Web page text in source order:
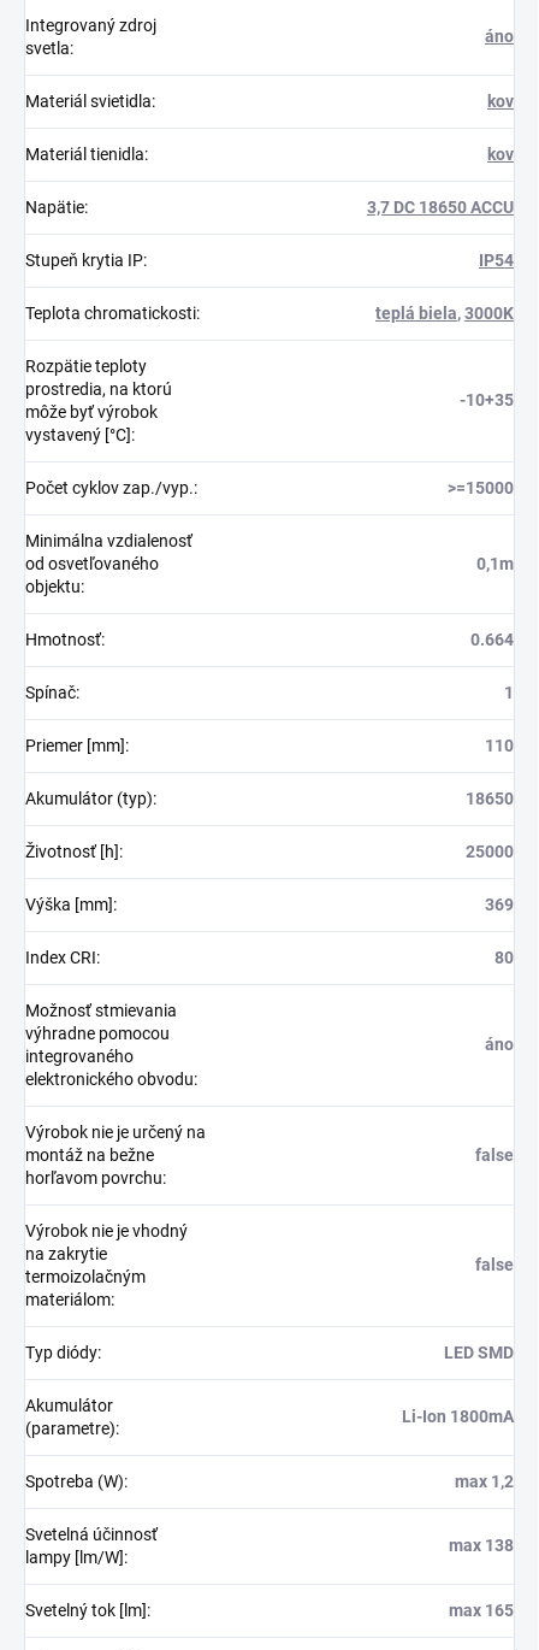
Integrovaný zdroj
svetla:
áno
Materiál svietidla: kov
Materiál tienidla: kov
Napätie: 3,7 DC 18650 ACCU
Stupeň krytia IP: IP54
Teplota chromatickosti: teplá biela,3000K
Rozpätie teploty
prostredia, na ktorú
môže byť výrobok
vystavený [°C]:
-10+35
Počet cyklov zap./vyp.: >=15000
Minimálna vzdialenosť
od osvetľovaného
objektu:
0,1m
Hmotnosť: 0.664
Spínač: 1
Priemer [mm]: 110
Akumulátor (typ): 18650
Životnosť [h]: 25000
Výška [mm]: 369
Index CRI: 80
Možnosť stmievania
výhradne pomocou
integrovaného
elektronického obvodu:
áno
Výrobok nie je určený na
montáž na bežne
horľavom povrchu:
false
Výrobok nie je vhodný
na zakrytie
termoizolačným
materiálom:
false
Typ diódy: LED SMD
Akumulátor
(parametre):
Li-Ion 1800mA
Spotreba (W): max 1,2
Svetelná účinnosť
lampy [lm/W]:
max 138
Svetelný tok [lm]: max 165